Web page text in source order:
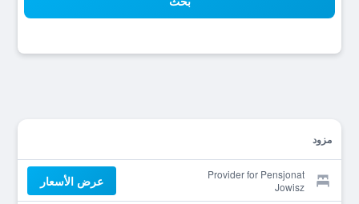
مزود
Provider for Pensjonat
Jowisz
عرض الأسعار